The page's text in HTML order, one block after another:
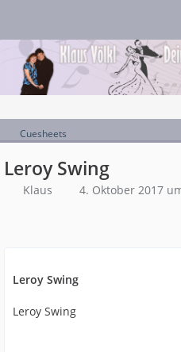
Cuesheets
Leroy Swing
Klaus 4. Oktober 2017
Leroy Swing
Leroy Swing